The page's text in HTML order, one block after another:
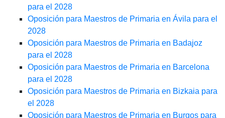
para el 2028
Oposición para Maestros de Primaria en Ávila para el
2028
Oposición para Maestros de Primaria en Badajoz
para el 2028
Oposición para Maestros de Primaria en Barcelona
para el 2028
Oposición para Maestros de Primaria en Bizkaia para
el 2028
Oposición para Maestros de Primaria en Burgos para